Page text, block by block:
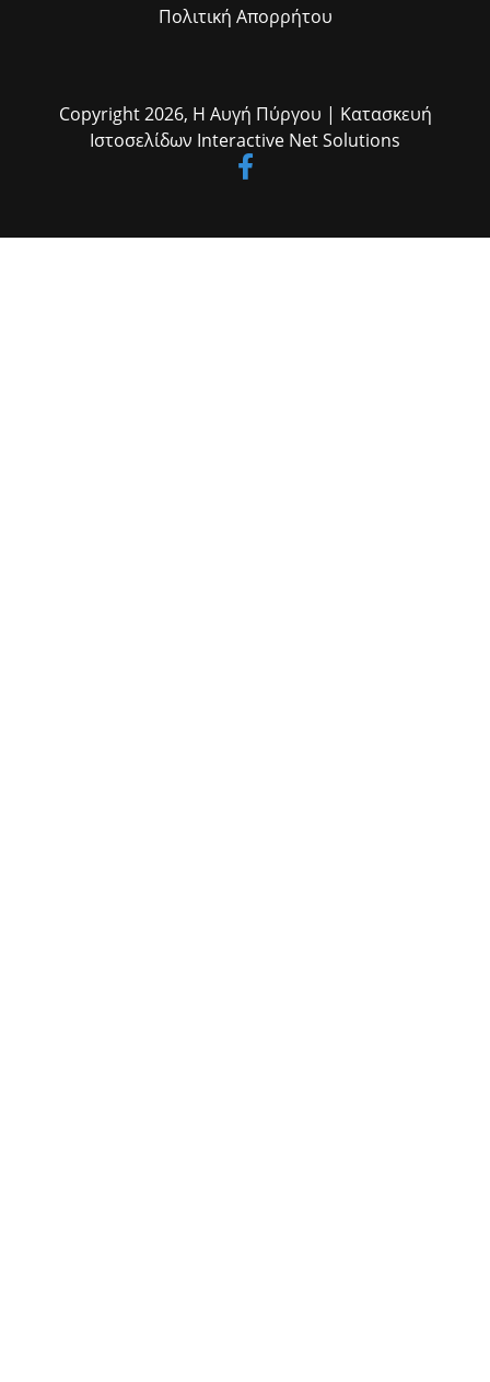
Πολιτική Απορρήτου
Copyright 2026, Η Αυγή Πύργου | Κατασκευή
Ιστοσελίδων Interactive Net Solutions